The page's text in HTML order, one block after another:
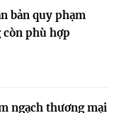
bản quy phạm
phù hợp
ngạch thương mại